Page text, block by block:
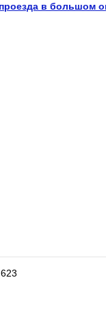
в большом